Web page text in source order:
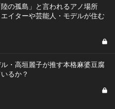
の孤島」と言われるアノ場所
イターや芸能人・モデルが住む
・高垣麗子が推す本格麻婆豆腐
るか？